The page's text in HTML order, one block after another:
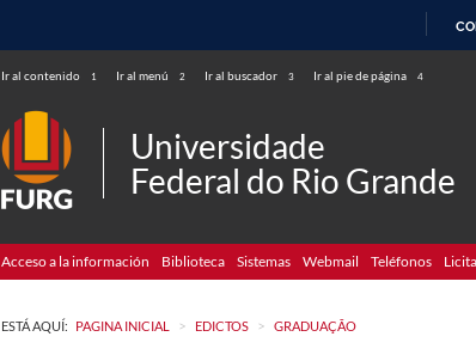
Ir al contenido 1 Ir al menú 2 Ir al buscador 3 Ir al pie de página 4
Universidade
Federal do Rio Grande
Acceso a la información Biblioteca Sistemas Webmail Teléfonos
ESTÁ AQUÍ: PAGINA INICIAL > EDICTOS > GRADUAÇÃO